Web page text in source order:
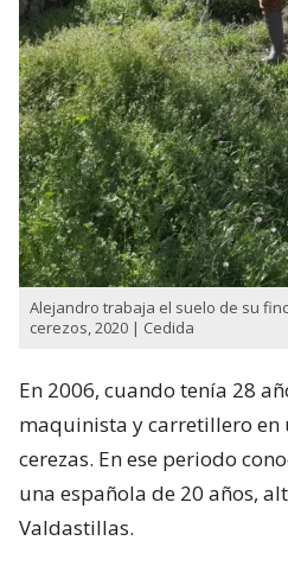
Alejandro trabaja el suelo de su
cerezos, 2020 | Cedida
En 2006, cuando tenía 28
maquinista y carretillero en
cerezas. En ese periodo
una española de 20 años,
Valdastillas.